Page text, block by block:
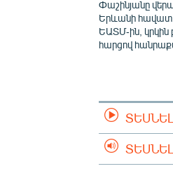
Փաշինյանը
Երևանի
ԵԱՏՄ-ին,
հարցով